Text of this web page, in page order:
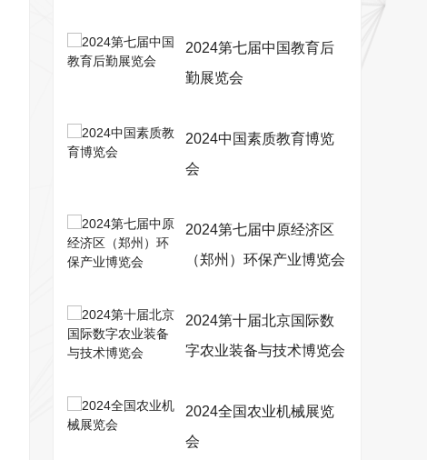
2024第七届中国教育后
勤展览会
2024中国素质教育博览
会
2024第七届中原经济区
（郑州）环保产业博览会
2024第十届北京国际数
字农业装备与技术博览会
2024全国农业机械展览
会